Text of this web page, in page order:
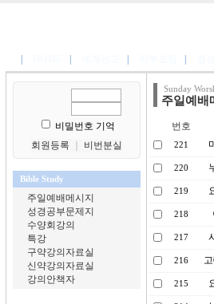
비밀번호 기억
회원등록
비번분실
Bible Study
주일예배메시지
성경공부문제지
수양회강의
특강
구약강의자료실
신약강의자료실
강의안책자
Sunday
주일예배
번호
221
220
219
218
217
216
215